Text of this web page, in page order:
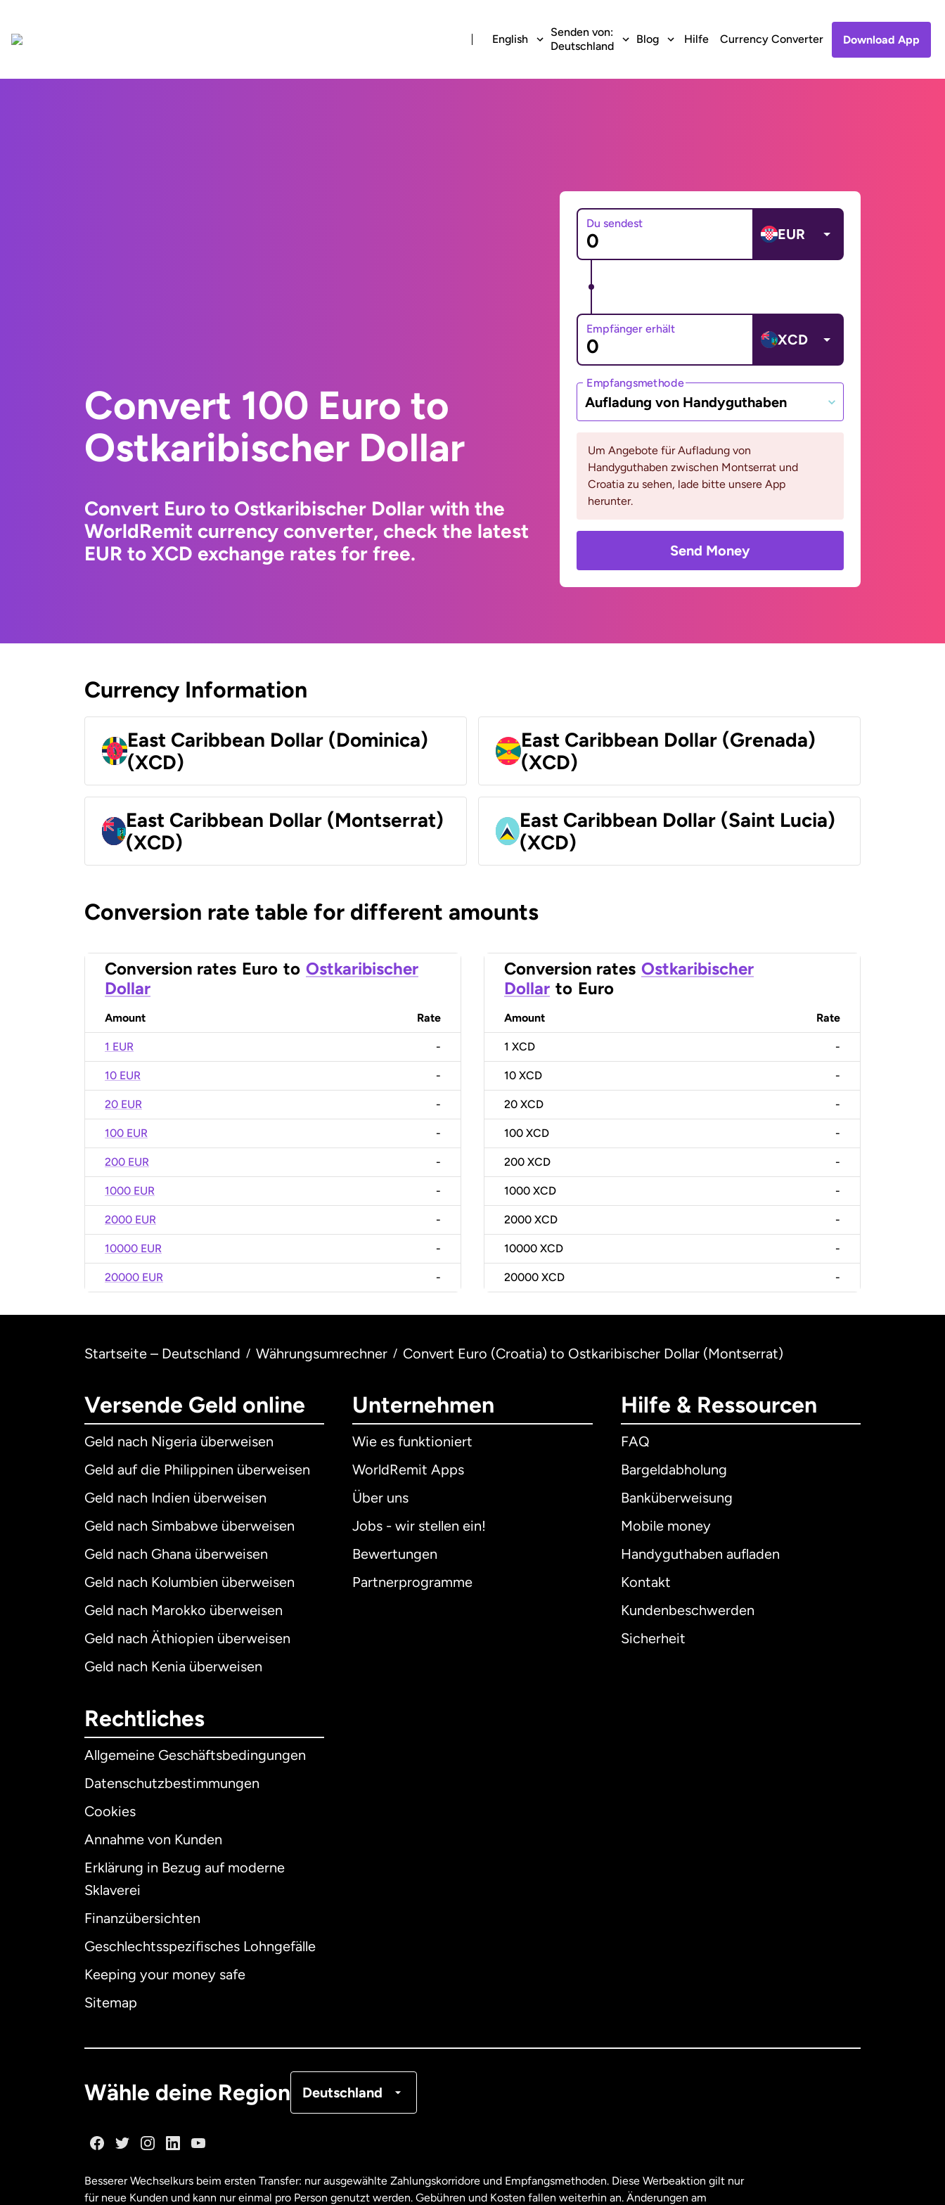
English
Senden von:
Deutschland
Blog Hilfe Currency Converter Download App
Convert 100 Euro to
Ostkaribischer Dollar
Convert Euro to Ostkaribischer Dollar with the
WorldRemit currency converter, check the latest
EUR to XCD exchange rates for free.
Du sendest
EUR
Empfänger erhält
XCD
Empfangsmethode
Aufladung von Handyguthaben
Um Angebote für Aufladung von
Handyguthaben zwischen Montserrat und
Croatia zu sehen, lade bitte unsere App
herunter.
Send Money
Currency Information
East Caribbean Dollar (Dominica)
(XCD)
East Caribbean Dollar (Grenada)
(XCD)
East Caribbean Dollar (Montserrat)
(XCD)
East Caribbean Dollar (Saint Lucia)
(XCD)
Conversion rate table for different amounts
Conversion rates Euro to Ostkaribischer
Dollar
Amount Rate
1 EUR -
10 EUR -
20 EUR -
100 EUR -
200 EUR -
1000 EUR -
2000 EUR -
10000 EUR -
20000 EUR -
Conversion rates Ostkaribischer
Dollar to Euro
Amount Rate
1 XCD -
10 XCD -
20 XCD -
100 XCD -
200 XCD -
1000 XCD -
2000 XCD -
10000 XCD -
20000 XCD -
Startseite – Deutschland / Währungsumrechner / Convert Euro (Croatia) to Ostkaribischer Dollar (Montserrat)
Versende Geld online
Geld nach Nigeria überweisen
Geld auf die Philippinen überweisen
Geld nach Indien überweisen
Geld nach Simbabwe überweisen
Geld nach Ghana überweisen
Geld nach Kolumbien überweisen
Geld nach Marokko überweisen
Geld nach Äthiopien überweisen
Geld nach Kenia überweisen
Unternehmen
Wie es funktioniert
WorldRemit Apps
Über uns
Jobs - wir stellen ein!
Bewertungen
Partnerprogramme
Hilfe & Ressourcen
FAQ
Bargeldabholung
Banküberweisung
Mobile money
Handyguthaben aufladen
Kontakt
Kundenbeschwerden
Sicherheit
Rechtliches
Allgemeine Geschäftsbedingungen
Datenschutzbestimmungen
Cookies
Annahme von Kunden
Erklärung in Bezug auf moderne
Sklaverei
Finanzübersichten
Geschlechtsspezifisches Lohngefälle
Keeping your money safe
Sitemap
Wähle deine Region Deutschland
Australien
Besserer Wechselkurs beim ersten Transfer: nur ausgewählte Zahlungskorridore und Empfangsmethoden. Diese Werbeaktion gilt nur
für neue Kunden und kann nur einmal pro Person genutzt werden. Gebühren und Kosten fallen weiterhin an. Änderungen am